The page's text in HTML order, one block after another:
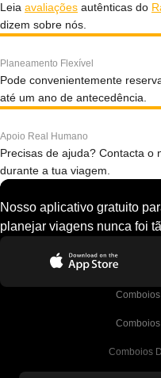
Leia avaliações autênticas do
dizem sobre nós.
Planeamento Flexível
Pode convenientemente
até um ano de antecedência.
Apoio Real Humano
Precisas de ajuda? Contacta o
durante a tua viagem.
Nosso aplicativo gratuito
planejar viagens nunca foi
Comboios